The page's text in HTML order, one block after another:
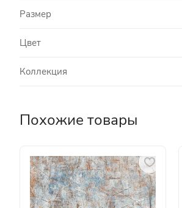
Размер
Цвет
Коллекция
Похожие товары